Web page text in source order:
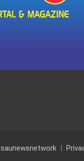
saunewsnetwork